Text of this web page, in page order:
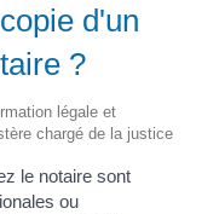
d'un
?
légale et
chargé de la justice
le notaire sont
ou